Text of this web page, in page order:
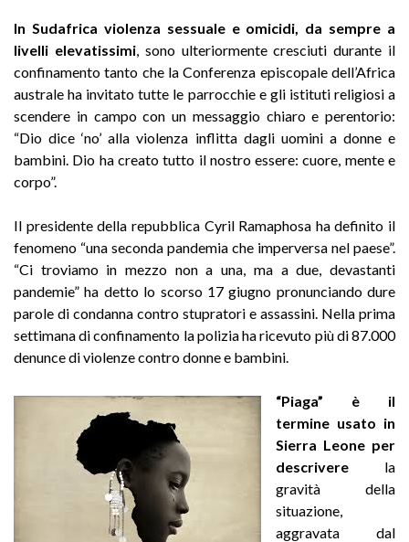
In Sudafrica violenza sessuale e omicidi, da sempre a
livelli elevatissimi, sono ulteriormente cresciuti durante il
confinamento tanto che la Conferenza episcopale dell’Africa
australe ha invitato tutte le parrocchie e gli istituti religiosi a
scendere in campo con un messaggio chiaro e perentorio:
“Dio dice ‘no’ alla violenza inflitta dagli uomini a donne e
bambini. Dio ha creato tutto il nostro essere: cuore, mente e
corpo”.
Il presidente della repubblica Cyril Ramaphosa ha definito il
fenomeno “una seconda pandemia che imperversa nel paese”.
“Ci troviamo in mezzo non a una, ma a due, devastanti
pandemie” ha detto lo scorso 17 giugno pronunciando dure
parole di condanna contro stupratori e assassini. Nella prima
settimana di confinamento la polizia ha ricevuto più di 87.000
denunce di violenze contro donne e bambini.
“Piaga” è il
termine usato in
Sierra Leone per
descrivere la
gravità della
situazione,
aggravata dal